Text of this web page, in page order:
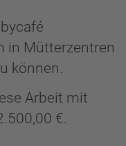
in Mütterzentren
können.
Arbeit mit
€.